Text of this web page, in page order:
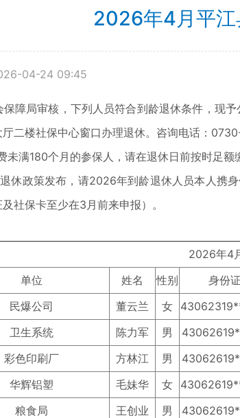
2026年4月平江
04-24 09:45
局审核，下列人员符合到龄退休条件，现
二楼社保中心窗口办理退休。咨询电话：
满180个月的参保人，请在退休日前按时足额
政策发布，请2026年到龄退休人员本人携
社保卡至少在3月前来申报）。
2026年4
单位 姓名 性别 身份
民爆公司 董云兰 女
卫生系统 陈力军 男
彩色印刷厂 方林江 男
华辉铝塑 毛妹华 女
粮食局 王创业 男